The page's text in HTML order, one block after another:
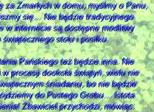
za Zmarłych w domu, myślmy o Panu,
się… Nie będzie tradycyjnego
w internecie są dostępne modlitwy
świątecznego stołu i posiłku.
Pańskiego też będzie inna. Nie
procesji dookoła świątyń, wielu nie
śniadaniu, bo nie będzie
do Pustego Grobu… Istota
Zbawiciel przychodzi, mówiąc: